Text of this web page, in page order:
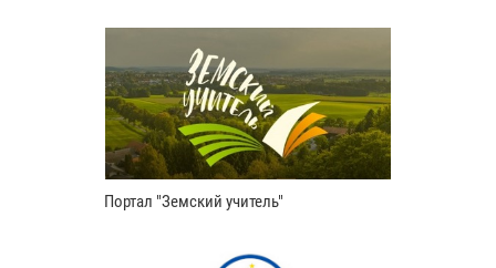
Портал "Земский учитель"